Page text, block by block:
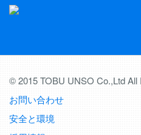
© 2015 TOBU UNSO Co.,Ltd All
お問い合わせ
安全と環境